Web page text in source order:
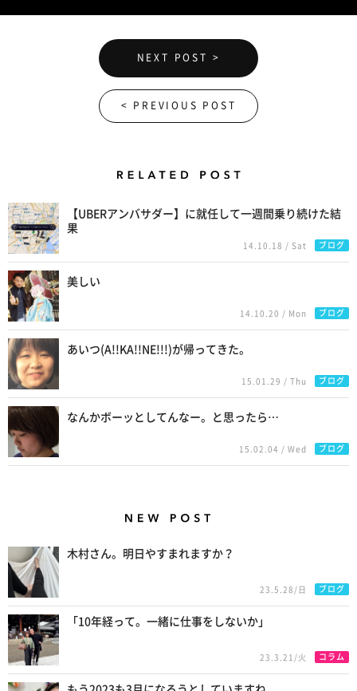
NEXT POST >
< PREVIOUS POST
【UBERアンバサダー】に就任して一週間乗り続けた結
果
14.10.18 / Sat ブログ
美しい
14.10.20 / Mon ブログ
あいつ(A!!KA!!NE!!!)が帰ってきた。
15.01.29 / Thu ブログ
なんかボーッとしてんなー。と思ったら…
15.02.04 / Wed ブログ
木村さん。明日やすまれますか？
23.5.28/日 ブログ
「10年経って。一緒に仕事をしないか」
23.3.21/火 コラム